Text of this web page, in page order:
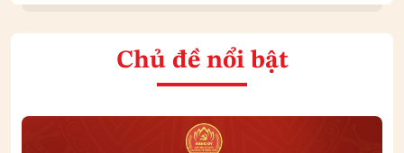
Chủ đề nổi bật